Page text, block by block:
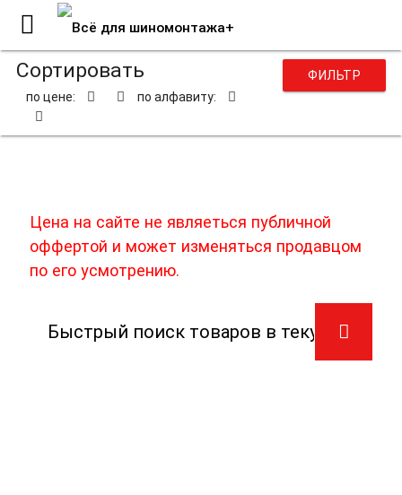
ФИЛЬТР
Сортировать
по цене: по алфавиту:
Цена на сайте не являеться публичной
оффертой и может изменяться продавцом
по его усмотрению.